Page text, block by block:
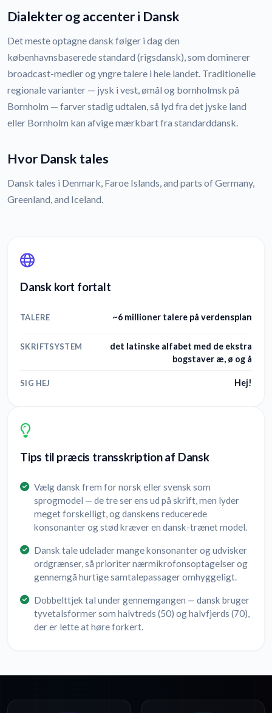
Dialekter og accenter i Dansk
Det meste optagne dansk følger i dag den
københavnsbaserede standard (rigsdansk), som dominerer
broadcast-medier og yngre talere i hele landet. Traditionelle
regionale varianter — jysk i vest, ømål og bornholmsk på
Bornholm — farver stadig udtalen, så lyd fra det jyske land
eller Bornholm kan afvige mærkbart fra standarddansk.
Hvor Dansk tales
Dansk tales i Denmark, Faroe Islands, and parts of Germany,
Greenland, and Iceland.
Dansk kort fortalt
TALERE ~6 millioner talere på verdensplan
SKRIFTSYSTEM
det latinske alfabet med de ekstra
bogstaver æ, ø og å
SIG HEJ Hej!
Tips til præcis transskription af Dansk
Vælg dansk frem for norsk eller svensk som
sprogmodel — de tre ser ens ud på skrift, men lyder
meget forskelligt, og danskens reducerede
konsonanter og stød kræver en dansk-trænet model.
Dansk tale udelader mange konsonanter og udvisker
ordgrænser, så prioriter nærmikrofonsoptagelser og
gennemgå hurtige samtalepassager omhyggeligt.
Dobbelttjek tal under gennemgangen — dansk bruger
tyvetalsformer som halvtreds (50) og halvfjerds (70),
der er lette at høre forkert.